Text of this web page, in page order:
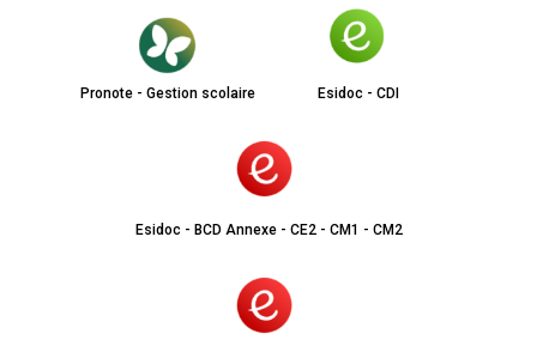
Pronote - Gestion scolaire Esidoc - CDI
Esidoc - BCD Annexe - CE2 - CM1 - CM2